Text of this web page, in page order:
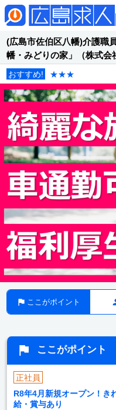
(広島市佐伯区八幡)介護職
幡・みどりの家」（株式会
おすすめ! ★★★
ここがポイント
ここがポイント
正社員
R8年4月新規オープン！き
給・賞与あり